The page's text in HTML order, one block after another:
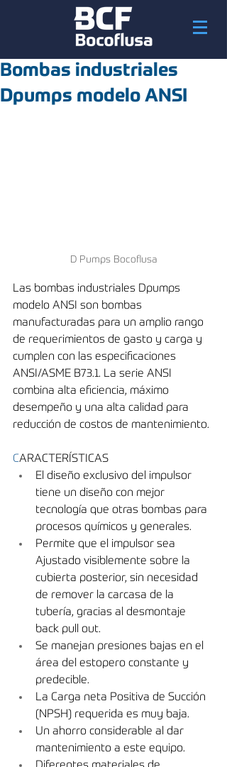
Bombas industriales
Dpumps modelo ANSI
D Pumps Bocoflusa
Las bombas industriales Dpumps
modelo ANSI son bombas
manufacturadas para un amplio rango
de requerimientos de gasto y carga y
cumplen con las especificaciones
ANSI/ASME B73.1. La serie ANSI
combina alta eficiencia, máximo
desempeño y una alta calidad para
reducción de costos de mantenimiento.
CARACTERÍSTICAS
El diseño exclusivo del impulsor
tiene un diseño con mejor
tecnología que otras bombas para
procesos químicos y generales.
Permite que el impulsor sea
Ajustado visiblemente sobre la
cubierta posterior, sin necesidad
de remover la carcasa de la
tubería, gracias al desmontaje
back pull out.
Se manejan presiones bajas en el
área del estopero constante y
predecible.
La Carga neta Positiva de Succión
(NPSH) requerida es muy baja.
Un ahorro considerable al dar
mantenimiento a este equipo.